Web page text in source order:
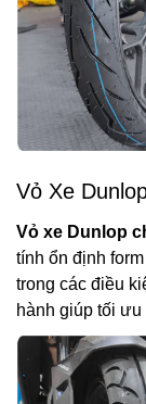
Vỏ Xe
Vỏ xe Dunlop
tính ổn định
trong các điều
hành giúp tối ưu